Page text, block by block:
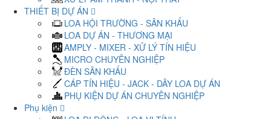
THIẾT BỊ DỰ ÁN
LOA HỘI TRƯỜNG - SÂN KHẤU
LOA DỰ ÁN - THƯƠNG MẠI
AMPLY - MIXER - XỬ LÝ TÍN HIỆU
MICRO CHUYÊN NGHIỆP
ĐÈN SÂN KHẤU
CÁP TÍN HIỆU - JACK - DÂY LOA DỰ ÁN
PHỤ KIỆN DỰ ÁN CHUYÊN NGHIỆP
Phụ kiện